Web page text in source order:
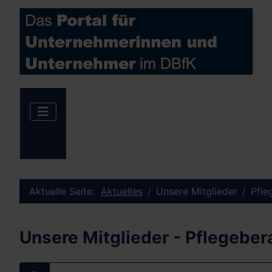
Aktuelle Seite: Aktuelles Unsere Mitglieder
Unsere Mitglieder -